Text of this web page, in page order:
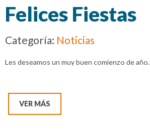
Felices Fiestas
Categoría: Noticias
Les deseamos un muy buen comienzo de año.
VER MÁS